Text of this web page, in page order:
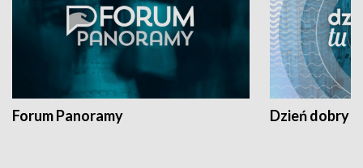
Forum Panoramy Dzień dobry